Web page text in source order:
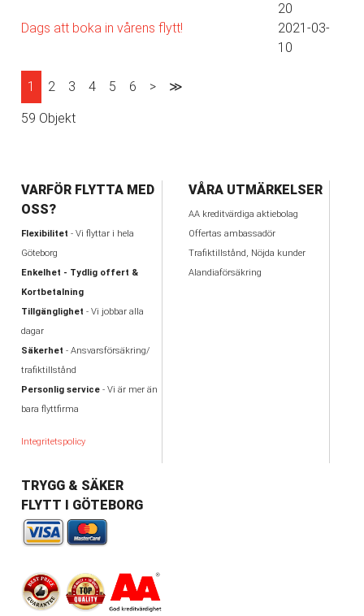
20
Dags att boka in vårens flytt!
2021-03-
10
1 2 3 4 5 6 > ≫
59 Objekt
VARFÖR FLYTTA MED
OSS?
Flexibilitet - Vi flyttar i hela
Göteborg
Enkelhet - Tydlig offert &
Kortbetalning
Tillgänglighet - Vi jobbar alla
dagar
Säkerhet - Ansvarsförsäkring/
trafiktillstånd
Personlig service- Vi är mer än
bara flyttfirma
Integritetspolicy
VÅRA UTMÄRKELSER
AA kreditvärdiga aktiebolag
Offertas ambassadör
Trafiktillstånd, Nöjda kunder
Alandiaförsäkring
TRYGG & SÄKER
FLYTT I GÖTEBORG